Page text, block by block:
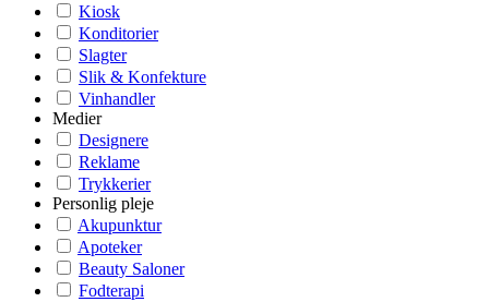
Kiosk
Konditorier
Slagter
Slik & Konfekture
Vinhandler
Medier
Designere
Reklame
Trykkerier
Personlig pleje
Akupunktur
Apoteker
Beauty Saloner
Fodterapi